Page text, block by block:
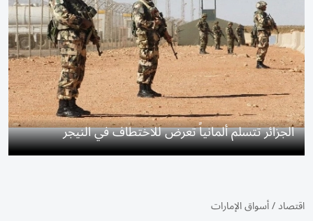
الجزائر تتسلم ألمانياً تعرض للاختطاف في النيجر
اقتصاد/أسواق الإمارات